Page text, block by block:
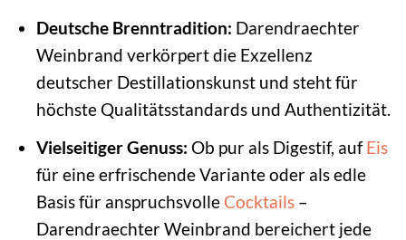
Deutsche Brenntradition: Darendraechter
Weinbrand verkörpert die Exzellenz
deutscher Destillationskunst und steht für
höchste Qualitätsstandards und Authentizität.
Vielseitiger Genuss: Ob pur als Digestif, aufEis
für eine erfrischende Variante oder als edle
Basis für anspruchsvolle Cocktails–
Darendraechter Weinbrand bereichert jede